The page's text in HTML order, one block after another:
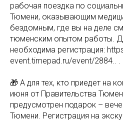
рабочая поездка по
Тюмени, оказывающим
бездомным, где вы на деле
тюменским опытом работы.
необходима регистрация:
event.timepad.ru/event/2884.. .
🎁 А для тех, кто приедет на
июня от Правительства
предусмотрен подарок –
Тюмени. Регистрация на